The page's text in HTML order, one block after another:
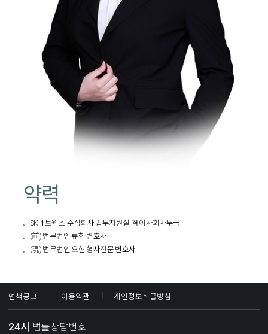
약력
SK네트웍스 주식회사 법무지원실 겸 이사회사무국
(前) 법무법인 류헌 변호사
(現) 법무법인 오현 형사전문 변호사​
면책공고 이용약관 개인정보취급방침
24시 법률상담번호